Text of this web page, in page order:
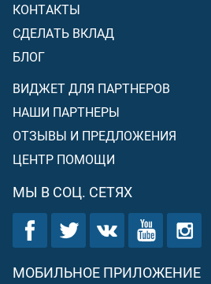
КОНТАКТЫ
СДЕЛАТЬ ВКЛАД
БЛОГ
ВИДЖЕТ ДЛЯ ПАРТНЕРОВ
НАШИ ПАРТНЕРЫ
ОТЗЫВЫ И ПРЕДЛОЖЕНИЯ
ЦЕНТР ПОМОЩИ
МЫ В СОЦ. СЕТЯХ
МОБИЛЬНОЕ ПРИЛОЖЕНИЕ